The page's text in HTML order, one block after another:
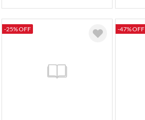
-25% OFF -47% OFF